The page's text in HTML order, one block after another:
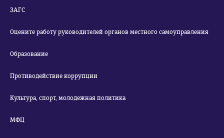
ЗАГС
Оцените работу руководителей органов местного самоуправления
Образование
Противодействие коррупции
Культура, спорт, молодежная политика
МФЦ